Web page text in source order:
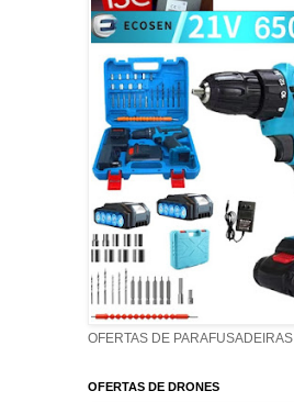
OFERTAS DE PARAFUSADEIRAS
OFERTAS DE DRONES